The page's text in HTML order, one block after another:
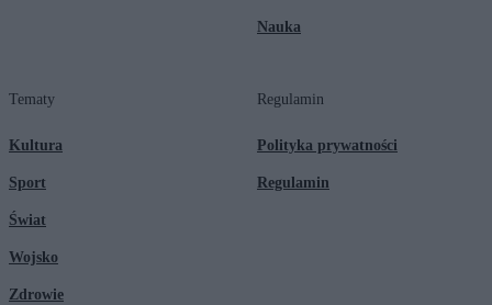
Nauka
Tematy
Kultura
Sport
Świat
Wojsko
Zdrowie
Regulamin
Polityka prywatności
Regulamin